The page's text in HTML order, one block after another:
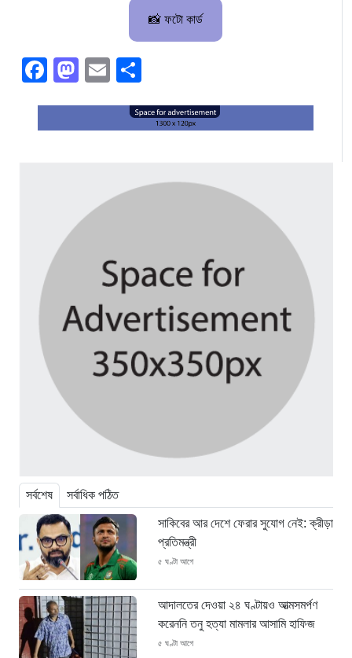
📸 ফটো কার্ড
Facebook
Mastodon
Email
সর্বশেষ সর্বাধিক পঠিত
সাকিবের আর দেশে ফেরার সুযোগ নেই: ক্রীড়া
প্রতিমন্ত্রী
৫ ঘণ্টা আগে
আদালতের দেওয়া ২৪ ঘণ্টায়ও আত্মসমর্পণ
করেননি তনু হত্যা মামলার আসামি হাফিজ
৫ ঘণ্টা আগে